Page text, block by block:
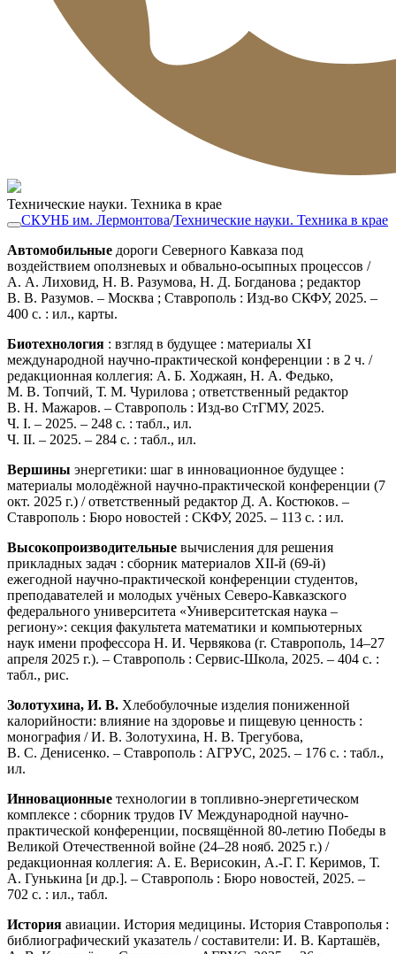
Технические науки. Техника в крае
СКУНБ им. Лермонтова/Технические науки. Техника в крае
Автомобильные дороги Северного Кавказа под
воздействием оползневых и обвально-осыпных процессов /
А. А. Лиховид, Н. В. Разумова, Н. Д. Богданова ; редактор
В. В. Разумов. – Москва ; Ставрополь : Изд-во СКФУ, 2025. –
400 с. : ил., карты.
Биотехнология : взгляд в будущее : материалы XI
международной научно-практической конференции : в 2 ч. /
редакционная коллегия: А. Б. Ходжаян, Н. А. Федько,
М. В. Топчий, Т. М. Чурилова ; ответственный редактор
В. Н. Мажаров. – Ставрополь : Изд-во СтГМУ, 2025.
Ч. I. – 2025. – 248 с. : табл., ил.
Ч. II. – 2025. – 284 с. : табл., ил.
Вершины энергетики: шаг в инновационное будущее :
материалы молодёжной научно-практической конференции (7
окт. 2025 г.) / ответственный редактор Д. А. Костюков. –
Ставрополь : Бюро новостей : СКФУ, 2025. – 113 с. : ил.
Высокопроизводительные вычисления для решения
прикладных задач : сборник материалов XII-й (69-й)
ежегодной научно-практической конференции студентов,
преподавателей и молодых учёных Северо-Кавказского
федерального университета «Университетская наука –
региону»: секция факультета математики и компьютерных
наук имени профессора Н. И. Червякова (г. Ставрополь, 14–27
апреля 2025 г.). – Ставрополь : Сервис-Школа, 2025. – 404 с. :
табл., рис.
Золотухина, И. В. Хлебобулочные изделия пониженной
калорийности: влияние на здоровье и пищевую ценность :
монография / И. В. Золотухина, Н. В. Трегубова,
В. С. Денисенко. – Ставрополь : АГРУС, 2025. – 176 с. : табл.,
ил.
Инновационные технологии в топливно-энергетическом
комплексе : сборник трудов IV Международной научно-
практической конференции, посвящённой 80-летию Победы в
Великой Отечественной войне (24–28 нояб. 2025 г.) /
редакционная коллегия: А. Е. Верисокин, А.-Г. Г. Керимов, Т.
А. Гунькина [и др.]. – Ставрополь : Бюро новостей, 2025. –
702 с. : ил., табл.
История авиации. История медицины. История Ставрополья :
библиографический указатель / составители: И. В. Карташёв,